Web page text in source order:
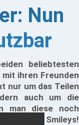
Nun
beliebtesten
ihren Freunden
nur um das Teilen
auch um die
man diese noch
oder Smileys!